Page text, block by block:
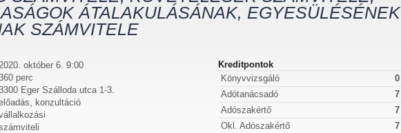
ÁTALAKULÁSÁNAK, EGYESÜLÉSÉNEK
SZÁMVITELE
október 6. 9:00
perc
Eger Szálloda utca 1-3.
konzultáció
Kreditpontok
Könyvvizsgáló
0
Adótanácsadó
7
Adószakértő
7
Okl. Adószakértő
7